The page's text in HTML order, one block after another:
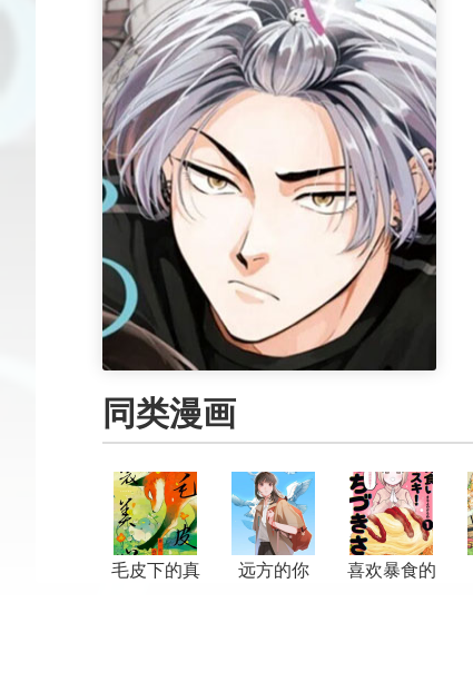
同类漫画
毛皮下的真
远方的你
喜欢暴食的